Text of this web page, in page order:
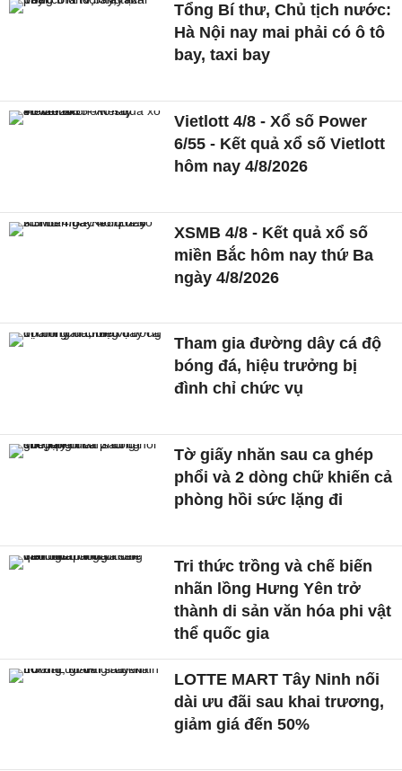
Tổng Bí thư, Chủ tịch nước:
Hà Nội nay mai phải có ô tô
bay, taxi bay
Vietlott 4/8 - Xổ số Power
6/55 - Kết quả xổ số Vietlott
hôm nay 4/8/2026
XSMB 4/8 - Kết quả xổ số
miền Bắc hôm nay thứ Ba
ngày 4/8/2026
Tham gia đường dây cá độ
bóng đá, hiệu trưởng bị
đình chỉ chức vụ
Tờ giấy nhăn sau ca ghép
phổi và 2 dòng chữ khiến cả
phòng hồi sức lặng đi
Tri thức trồng và chế biến
nhãn lồng Hưng Yên trở
thành di sản văn hóa phi vật
thể quốc gia
LOTTE MART Tây Ninh nối
dài ưu đãi sau khai trương,
giảm giá đến 50%